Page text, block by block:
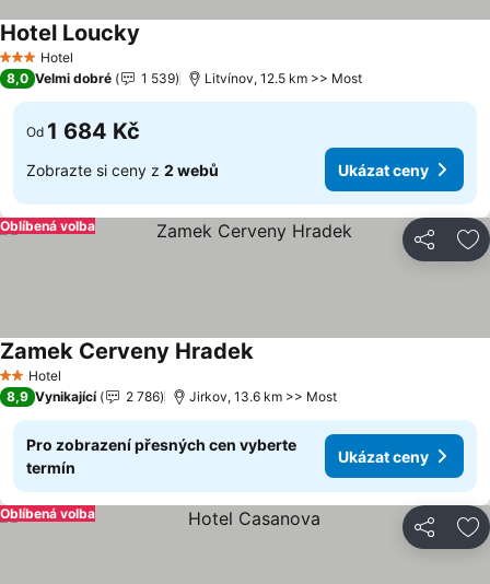
3 Počet hvězdiček
Hotel
Hotel Loucky
8,0 Velmi dobré 1 539 Litvínov, 12.5 km >> Most
Od 1 684 Kč
Zobrazte si ceny z 2 webů Ukázat ceny
Sdílet
Oblíbená volba
2 Počet hvězdiček
Hotel
Zamek Cerveny Hradek
8,9 Vynikající 2 786 Jirkov, 13.6 km >> Most
Pro zobrazení přesných cen vyberte
termín
Ukázat ceny
Sdílet
Oblíbená volba